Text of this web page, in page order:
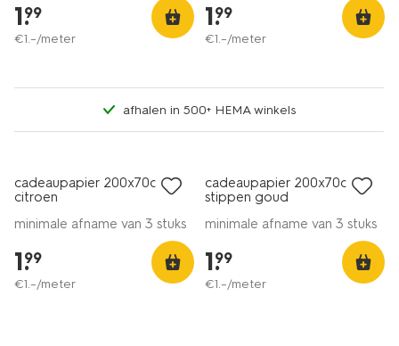
1.
99
€1.–/meter
1.
99
€1.–/meter
afhalen in 500+ HEMA winkels
cadeaupapier 200x70cm
citroen
minimale afname van 3 stuks
1.
99
€1.–/meter
cadeaupapier 200x70cm
stippen goud
minimale afname van 3 stuks
1.
99
€1.–/meter